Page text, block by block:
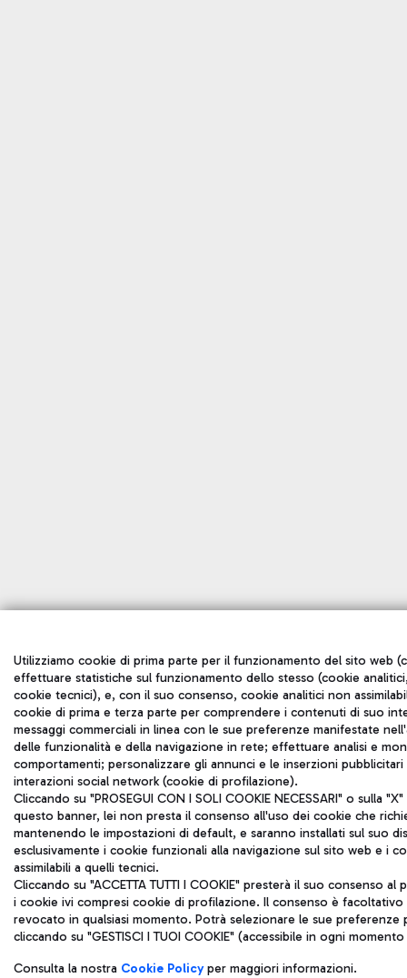
Utilizziamo cookie di prima parte per il funzionamento del sito web
effettuare statistiche sul funzionamento dello stesso (cookie
cookie tecnici), e, con il suo consenso, cookie analitici non
cookie di prima e terza parte per comprendere i contenuti di suo
messaggi commerciali in linea con le sue preferenze manifestate
delle funzionalità e della navigazione in rete; effettuare analisi e
comportamenti; personalizzare gli annunci e le inserzioni
interazioni social network (cookie di profilazione).
Cliccando su "PROSEGUI CON I SOLI COOKIE NECESSARI" o sulla
questo banner, lei non presta il consenso all'uso dei cookie che
mantenendo le impostazioni di default, e saranno installati sul suo
esclusivamente i cookie funzionali alla navigazione sul sito web e i
assimilabili a quelli tecnici.
Cliccando su "ACCETTA TUTTI I COOKIE" presterà il suo consenso
i cookie ivi compresi cookie di profilazione. Il consenso è facoltativo
revocato in qualsiasi momento. Potrà selezionare le sue preferenze
cliccando su "GESTISCI I TUOI COOKIE" (accessibile in ogni
Consulta la nostra Cookie Policyper maggiori informazioni.